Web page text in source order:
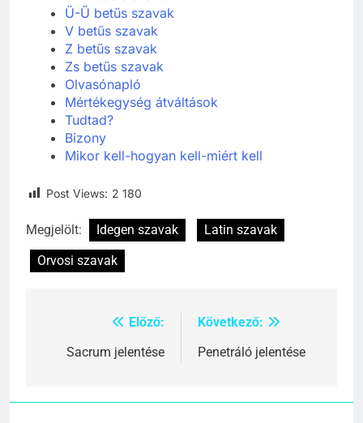
Ü-Ű betűs szavak
V betűs szavak
Z betűs szavak
Zs betűs szavak
Olvasónapló
Mértékegység átváltások
Tudtad?
Bizony
Mikor kell-hogyan kell-miért kell
Post Views: 2 180
Megjelölt: Idegen szavak
Latin szavak
Orvosi szavak
Bejegyzés
navigáció
Előző:
Sacrum jelentése
Következő:
Penetráló jelentése